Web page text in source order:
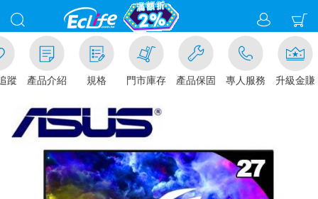
蹤 產品介紹 規格 門市庫存 產品保固 專人服務 升級金賺